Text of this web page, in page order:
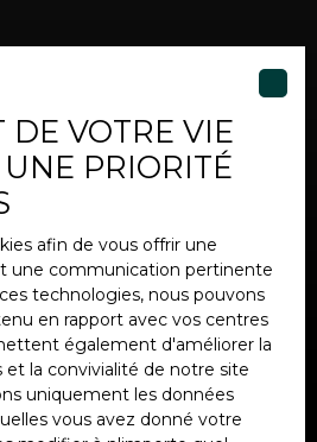
DE VOTRE VIE
PRIORITÉ
afin de vous offrir une
une communication pertinente
technologies, nous pouvons
en rapport avec vos centres
également d'améliorer la
et la convivialité de notre site
uniquement les données
vous avez donné votre